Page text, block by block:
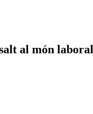
al món laboral